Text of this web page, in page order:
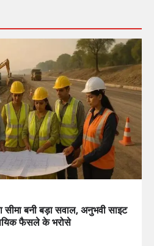
बनी बड़ा सवाल, अनुभवी साइट
फैसले के भरोसे